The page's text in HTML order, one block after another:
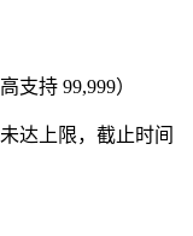
支持 99,999）
达上限，截止时间